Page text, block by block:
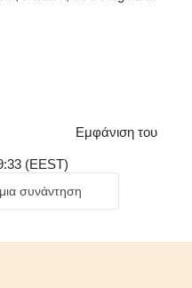
Εμφάνιση του
(EEST)
συνάντηση